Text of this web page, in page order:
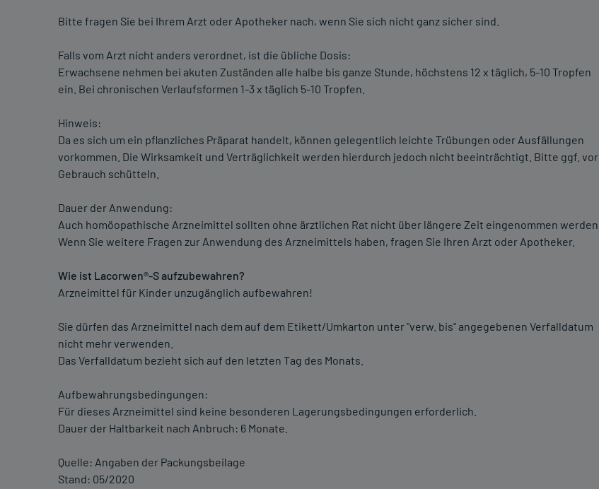
Bitte fragen Sie bei Ihrem Arzt oder Apotheker nach, wenn Sie sich nicht ganz sicher sind.
Falls vom Arzt nicht anders verordnet, ist die übliche Dosis:
Erwachsene nehmen bei akuten Zuständen alle halbe bis ganze Stunde, höchstens 12 x täglich, 5-10 Tropfen
ein. Bei chronischen Verlaufsformen 1-3 x täglich 5-10 Tropfen.
Hinweis:
Da es sich um ein pflanzliches Präparat handelt, können gelegentlich leichte Trübungen oder Ausfällungen
vorkommen. Die Wirksamkeit und Verträglichkeit werden hierdurch jedoch nicht beeinträchtigt. Bitte ggf. vor
Gebrauch schütteln.
Dauer der Anwendung:
Auch homöopathische Arzneimittel sollten ohne ärztlichen Rat nicht über längere Zeit eingenommen werden.
Wenn Sie weitere Fragen zur Anwendung des Arzneimittels haben, fragen Sie Ihren Arzt oder Apotheker.
Wie ist Lacorwen®-S aufzubewahren?
Arzneimittel für Kinder unzugänglich aufbewahren!
Sie dürfen das Arzneimittel nach dem auf dem Etikett/Umkarton unter "verw. bis" angegebenen Verfalldatum
nicht mehr verwenden.
Das Verfalldatum bezieht sich auf den letzten Tag des Monats.
Aufbewahrungsbedingungen:
Für dieses Arzneimittel sind keine besonderen Lagerungsbedingungen erforderlich.
Dauer der Haltbarkeit nach Anbruch: 6 Monate.
Quelle: Angaben der Packungsbeilage
Stand: 05/2020